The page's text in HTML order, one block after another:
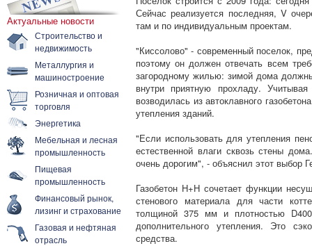
Актуальные новости
Строительство и
недвижимость
Металлургия и
машиностроение
Розничная и оптовая
торговля
Энергетика
Мебельная и лесная
промышленность
Пищевая
промышленность
Финансовый рынок,
лизинг и страхование
Газовая и нефтяная
отрасль
Сейчас реализуется последняя, V
там и по индивидуальным проектам.
"Киссолово" - современный поселок,
поэтому он должен отвечать всем
загородному жилью: зимой дома
внутри приятную прохладу.
возводилась из автоклавного
утепления зданий.
"Если использовать для утепления
естественной влаги сквозь стены
очень дорогим", - объяснил этот выбор
Газобетон H+H сочетает функции
стенового материала для части
толщиной 375 мм и плотностью
дополнительного утепления. Это
средства.